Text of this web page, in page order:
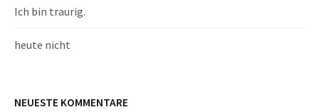
Ich bin traurig.
heute nicht
NEUESTE KOMMENTARE